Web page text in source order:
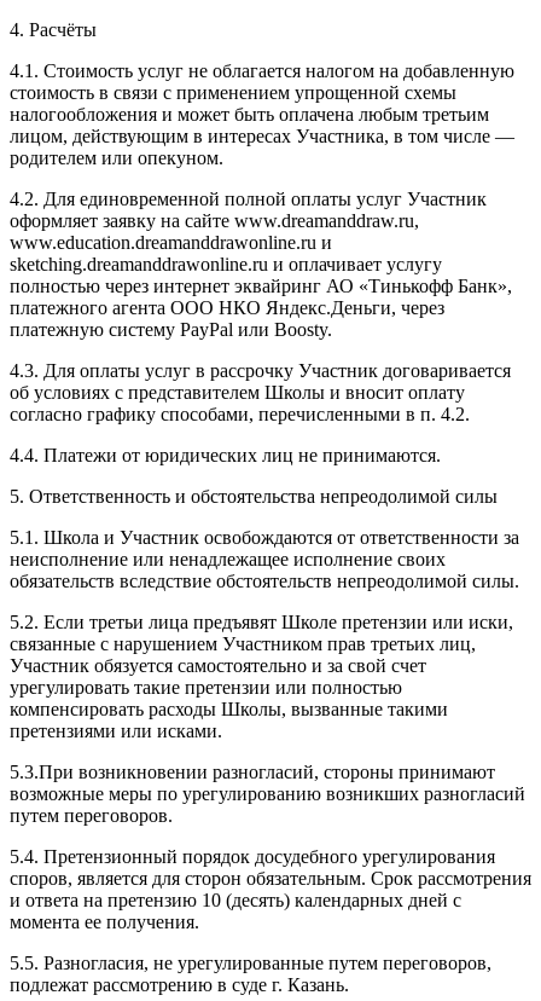
4. Расчёты
4.1. Cтоимость услуг не облагается налогом на добавленную
стоимость в связи с применением упрощенной схемы
налогообложения и может быть оплачена любым третьим
лицом, действующим в интересах Участника, в том числе —
родителем или опекуном.
4.2. Для единовременной полной оплаты услуг Участник
оформляет заявку на сайте www.dreamanddraw.ru,
www.education.dreamanddrawonline.ru и
sketching.dreamanddrawonline.ru и оплачивает услугу
полностью через интернет эквайринг АО «Тинькофф Банк»,
платежного агента ООО НКО Яндекс.Деньги, через
платежную систему PayPal или Boosty.
4.3. Для оплаты услуг в рассрочку Участник договаривается
об условиях с представителем Школы и вносит оплату
согласно графику способами, перечисленными в п. 4.2.
4.4. Платежи от юридических лиц не принимаются.
5. Ответственность и обстоятельства непреодолимой силы
5.1. Школа и Участник освобождаются от ответственности за
неисполнение или ненадлежащее исполнение своих
обязательств вследствие обстоятельств непреодолимой силы.
5.2. Если третьи лица предъявят Школе претензии или иски,
связанные с нарушением Участником прав третьих лиц,
Участник обязуется самостоятельно и за свой счет
урегулировать такие претензии или полностью
компенсировать расходы Школы, вызванные такими
претензиями или исками.
5.3.При возникновении разногласий, стороны принимают
возможные меры по урегулированию возникших разногласий
путем переговоров.
5.4. Претензионный порядок досудебного урегулирования
споров, является для сторон обязательным. Срок рассмотрения
и ответа на претензию 10 (десять) календарных дней с
момента ее получения.
5.5. Разногласия, не урегулированные путем переговоров,
подлежат рассмотрению в суде г. Казань.